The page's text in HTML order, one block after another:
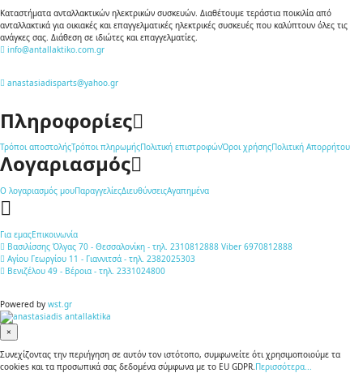
Καταστήματα ανταλλακτικών ηλεκτρικών συσκευών. Διαθέτουμε τεράστια ποικιλία από
ανταλλακτικά για οικιακές και επαγγελματικές ηλεκτρικές συσκευές που καλύπτουν όλες τις
ανάγκες σας. Διάθεση σε ιδιώτες και επαγγελματίες.
info@antallaktiko.com.gr
anastasiadisparts@yahoo.gr
Πληροφορίες
Τρόποι αποστολήςΤρόποι πληρωμήςΠολιτική επιστροφώνΌροι χρήσηςΠολιτική Απορρήτου
Λογαριασμός
Ο λογαριασμός μουΠαραγγελίεςΔιευθύνσειςΑγαπημένα
Για εμαςΕπικοινωνία
Βασιλίσσης Όλγας 70 - Θεσσαλονίκη - τηλ. 2310812888 Viber 6970812888
Αγίου Γεωργίου 11 - Γιαννιτσά - τηλ. 2382025303
Βενιζέλου 49 - Βέροια - τηλ. 2331024800
Powered by wst.gr
×
Συνεχίζοντας την περιήγηση σε αυτόν τον ιστότοπο, συμφωνείτε ότι χρησιμοποιούμε τα
cookies και τα προσωπικά σας δεδομένα σύμφωνα με το EU GDPR.Περισσότερα...